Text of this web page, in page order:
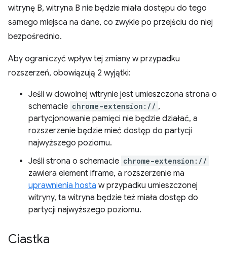
witrynę B, witryna B nie będzie miała dostępu do tego
samego miejsca na dane, co zwykle po przejściu do niej
bezpośrednio.
Aby ograniczyć wpływ tej zmiany w przypadku
rozszerzeń, obowiązują 2 wyjątki:
Jeśli w dowolnej witrynie jest umieszczona strona o
schemacie chrome-extension:// ,
partycjonowanie pamięci nie będzie działać, a
rozszerzenie będzie mieć dostęp do partycji
najwyższego poziomu.
Jeśli strona o schemacie chrome-extension://
zawiera element iframe, a rozszerzenie ma
uprawnienia hosta w przypadku umieszczonej
witryny, ta witryna będzie też miała dostęp do
partycji najwyższego poziomu.
Ciastka